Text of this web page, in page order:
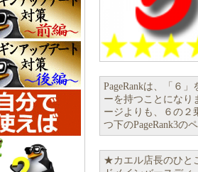
PageRankは、「６
ーを持つことになり
ージよりも、６の２
つ下のPageRank3の
★カエル店長のひと